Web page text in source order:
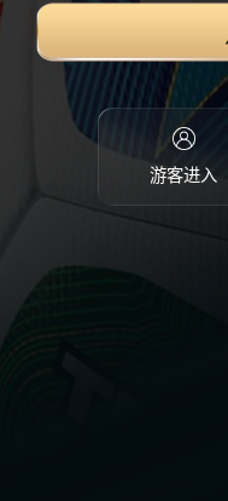
游客进入